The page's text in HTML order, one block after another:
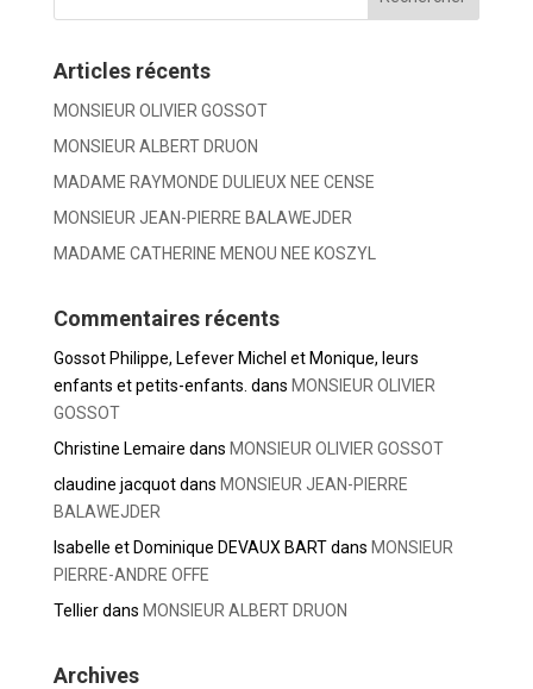
Articles récents
MONSIEUR OLIVIER GOSSOT
MONSIEUR ALBERT DRUON
MADAME RAYMONDE DULIEUX NEE CENSE
MONSIEUR JEAN-PIERRE BALAWEJDER
MADAME CATHERINE MENOU NEE KOSZYL
Commentaires récents
Gossot Philippe, Lefever Michel et Monique, leurs
enfants et petits-enfants. dans MONSIEUR OLIVIER
GOSSOT
Christine Lemaire dans MONSIEUR OLIVIER GOSSOT
claudine jacquotdans MONSIEUR JEAN-PIERRE
BALAWEJDER
Isabelle et Dominique DEVAUX BARTdans MONSIEUR
PIERRE-ANDRE OFFE
Tellierdans MONSIEUR ALBERT DRUON
Archives